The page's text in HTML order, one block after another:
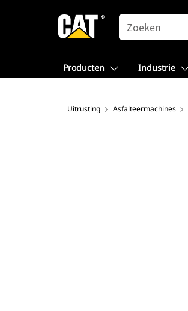
SEARCH
Producten Industrie
Uitrusting Asfalteermachines